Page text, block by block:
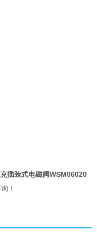
插装式电磁阀WSM06020
！